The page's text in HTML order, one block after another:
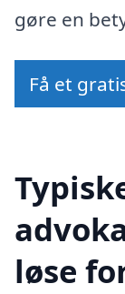
gøre en
Få et
løse